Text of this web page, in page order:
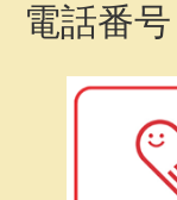
電話番号